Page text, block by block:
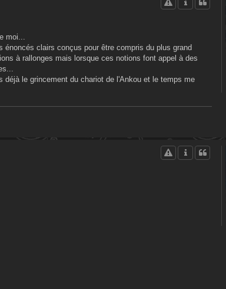
moi...
clairs conçus pour être compris du plus grand
à rallonges mais lorsque ces notions font appel à des
le grincement du chariot de l'Ankou et le temps me